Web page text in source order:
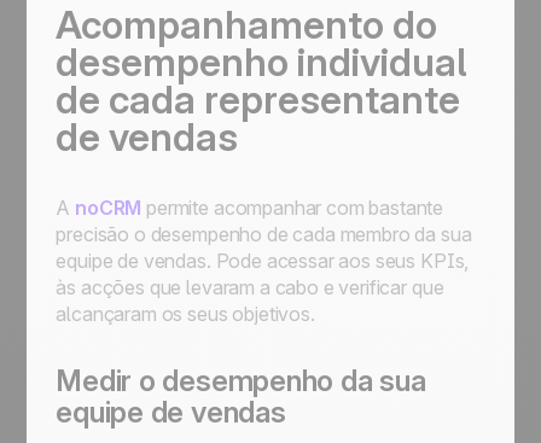
Acompanhamento do
desempenho individual
de cada representante
de vendas
A noCRM permite acompanhar com bastante
precisão o desempenho de cada membro da sua
equipe de vendas. Pode acessar aos seus KPIs,
às acções que levaram a cabo e verificar que
alcançaram os seus objetivos.
Medir o desempenho da sua
equipe de vendas